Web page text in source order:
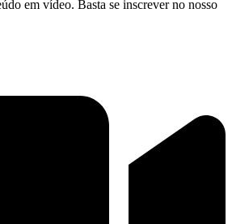
em vídeo. Basta se inscrever no nosso